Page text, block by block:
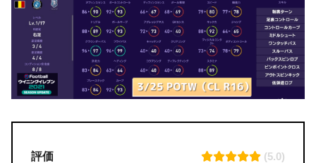
評価 (5.0)